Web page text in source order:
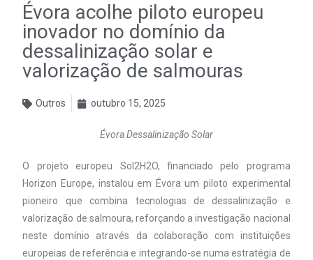
Évora acolhe piloto europeu
inovador no domínio da
dessalinização solar e
valorização de salmouras
Outros outubro 15, 2025
Évora Dessalinização Solar
O projeto europeu Sol2H2O, financiado pelo programa
Horizon Europe, instalou em Évora um piloto experimental
pioneiro que combina tecnologias de dessalinização e
valorização de salmoura, reforçando a investigação nacional
neste domínio através da colaboração com instituições
europeias de referência e integrando-se numa estratégia de